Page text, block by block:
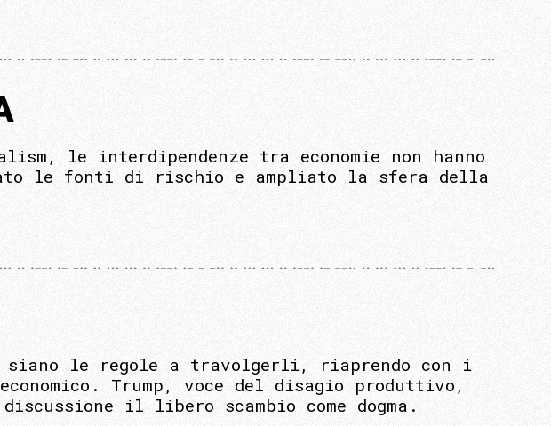
le interdipendenze tra economie non hanno
le fonti di rischio e ampliato la sfera della
le regole a travolgerli, riaprendo con i
Trump, voce del disagio produttivo,
il libero scambio come dogma.